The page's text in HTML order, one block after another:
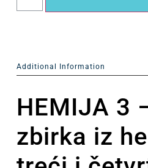
Additional Information
HEMIJA 3
zbirka iz